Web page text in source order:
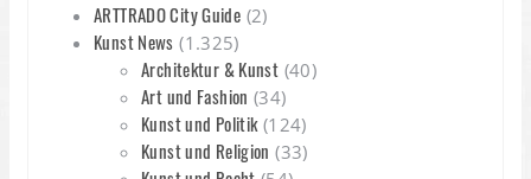
ARTTRADO City Guide (2)
Kunst News (1.325)
Architektur & Kunst (40)
Art und Fashion (34)
Kunst und Politik(124)
Kunst und Religion (33)